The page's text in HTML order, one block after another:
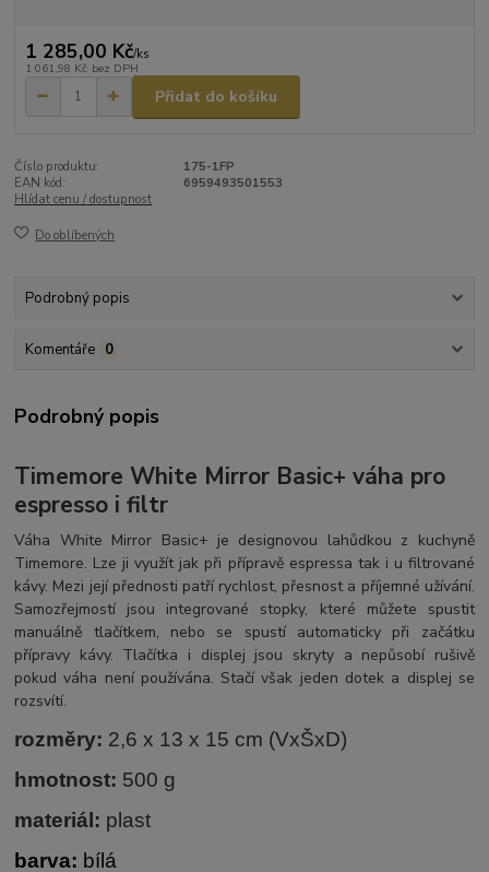
1 285,00 Kč/ks
1 061,98 Kč bez DPH
Přidat do košíku
Číslo produktu:
175-1FP
EAN kód:
6959493501553
Hlídat cenu / dostupnost
Do oblíbených
Podrobný popis
Komentáře 0
Podrobný popis
Timemore White Mirror Basic+ váha pro
espresso i filtr
Váha White Mirror Basic+ je designovou lahůdkou z kuchyně
Timemore. Lze ji využít jak při přípravě espressa tak i u filtrované
kávy. Mezi její přednosti patří rychlost, přesnost a příjemné užívání.
Samozřejmostí jsou integrované stopky, které můžete spustit
manuálně tlačítkem, nebo se spustí automaticky při začátku
přípravy kávy. Tlačítka i displej jsou skryty a nepůsobí rušivě
pokud váha není používána. Stačí však jeden dotek a displej se
rozsvítí.
rozměry: 2,6 x 13 x 15 cm (VxŠxD)
hmotnost: 500 g
materiál: plast
barva: bílá